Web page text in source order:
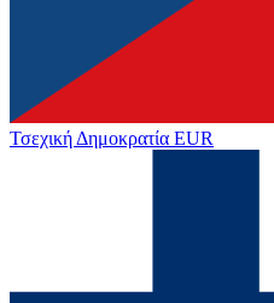
Τσεχική Δημοκρατία EUR